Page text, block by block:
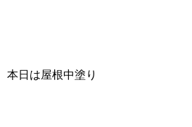
本日は屋根中塗り